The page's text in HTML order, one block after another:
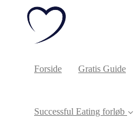
Forside Gratis Guide
Successful Eating forløb